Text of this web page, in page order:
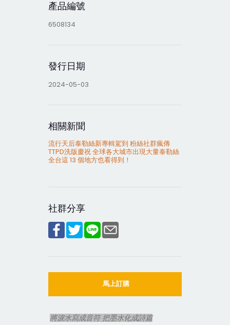
產品編號
6508134
發行日期
2024-05-03
相關新聞
流行天后泰勒絲新專輯駕到 粉絲社群瘋傳
TTPD洗版慶祝 全球各大城市出現大量泰勒絲
全台這 13 個地方也看得到！
社群分享
馬上訂購
將淚水寫成音符 把墨水化成詩篇